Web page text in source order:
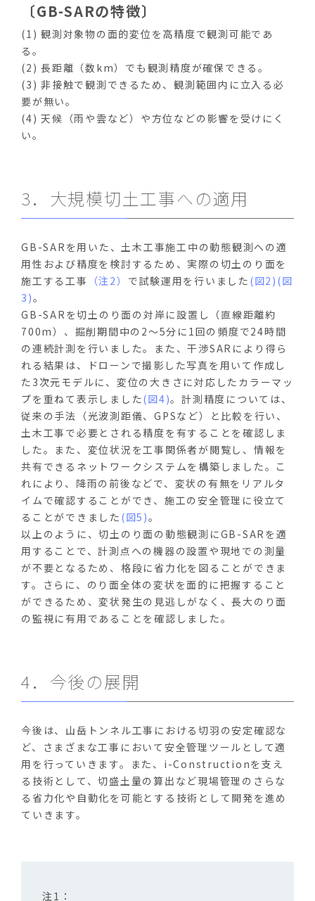
〔GB-SARの特徴〕
(1) 観測対象物の面的変位を高精度で観測可能であ
る。
(2) 長距離（数km）でも観測精度が確保できる。
(3) 非接触で観測できるため、観測範囲内に立入る必
要が無い。
(4) 天候（雨や雲など）や方位などの影響を受けにく
い。
3．大規模切土工事への適用
GB-SARを用いた、土木工事施工中の動態観測への適
用性および精度を検討するため、実際の切土のり面を
施工する工事
（注2） で試験運用を行いました (図2) (図
3)。
GB-SARを切土のり面の対岸に設置し（直線距離約
700m）、掘削期間中の2～5分に1回の頻度で24時間
の連続計測を行いました。また、干渉SARにより得ら
れる結果は、ドローンで撮影した写真を用いて作成し
た3次元モデルに、変位の大きさに対応したカラーマッ
プを重ねて表示しました(図4)。計測精度については、
従来の手法（光波測距儀、GPSなど）と比較を行い、
土木工事で必要とされる精度を有することを確認しま
した。また、変位状況を工事関係者が閲覧し、情報を
共有できるネットワークシステムを構築しました。こ
れにより、降雨の前後などで、変状の有無をリアルタ
イムで確認することができ、施工の安全管理に役立て
ることができました (図5)。
以上のように、切土のり面の動態観測にGB-SARを適
用することで、計測点への機器の設置や現地での測量
が不要となるため、格段に省力化を図ることができま
す。さらに、のり面全体の変状を面的に把握すること
ができるため、変状発生の見逃しがなく、長大のり面
の監視に有用であることを確認しました。
4．今後の展開
今後は、山岳トンネル工事における切羽の安定確認な
ど、さまざまな工事において安全管理ツールとして適
用を行っていきます。また、i-Constructionを支え
る技術として、切盛土量の算出など現場管理のさらな
る省力化や自動化を可能とする技術として開発を進め
ていきます。